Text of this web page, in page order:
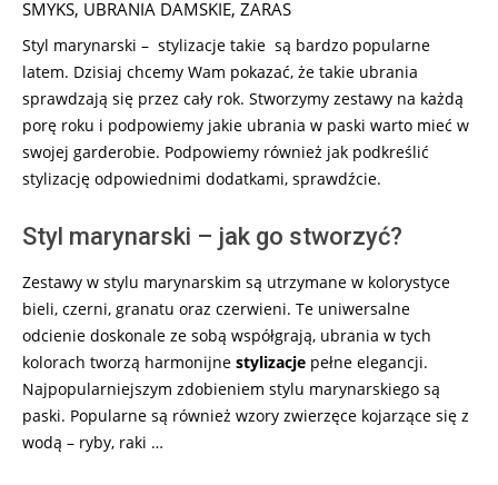
12
SMYKS, UBRANIA DAMSKIE, ZARAS
Styl marynarski – stylizacje takie są bardzo popularne
latem. Dzisiaj chcemy Wam pokazać, że takie ubrania
sprawdzają się przez cały rok. Stworzymy zestawy na każdą
porę roku i podpowiemy jakie ubrania w paski warto mieć w
swojej garderobie. Podpowiemy również jak podkreślić
stylizację odpowiednimi dodatkami, sprawdźcie.
Styl marynarski – jak go stworzyć?
Zestawy w stylu marynarskim są utrzymane w kolorystyce
bieli, czerni, granatu oraz czerwieni. Te uniwersalne
odcienie doskonale ze sobą współgrają, ubrania w tych
kolorach tworzą harmonijne stylizacje pełne elegancji.
Najpopularniejszym zdobieniem stylu marynarskiego są
paski. Popularne są również wzory zwierzęce kojarzące się z
wodą – ryby, raki …